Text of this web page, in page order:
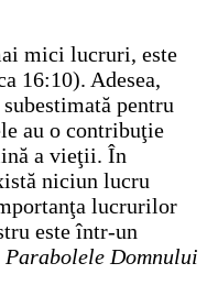
mici lucruri, este
16:10). Adesea,
pentru
au o contribuţie
a vieţii. În
niciun lucru
lucrurilor
este într-un
Parabolele Domnului